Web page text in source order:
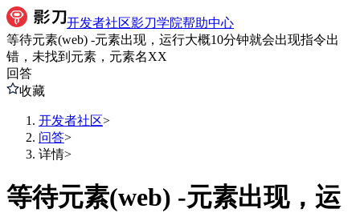
开发者社区影刀学院帮助中心
等待元素(web) -元素出现，运行大概10分钟就会出现指令出
错，未找到元素，元素名XX
回答
收藏
开发者社区>
问答>
详情>
等待元素(web) -元素出现，运